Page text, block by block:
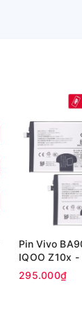
Pin Vivo
IQOO Z10x
hãng)
295.000₫